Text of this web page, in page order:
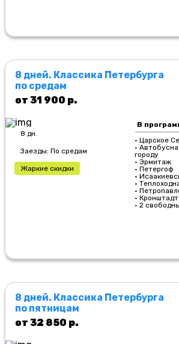
8 дней. Классика Петербурга
по средам
от 31 900 р.
8 дн.
Заезды: По средам
Жаркие скидки
В
• Царское
•
городу
• Эрмитаж
• Петергоф
•
•
•
• Кронштадт
• 2
8 дней. Классика Петербурга
по пятницам
от 32 850 р.